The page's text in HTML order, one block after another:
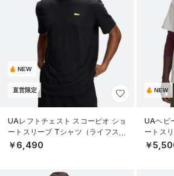
NEW
直営限定
UAレフトチェスト スコーピオ ショ
ートスリーブ Tシャツ（ライフスタ
イル/MEN）
￥6,490
NEW
UAヘビ
ートス
イル/
￥